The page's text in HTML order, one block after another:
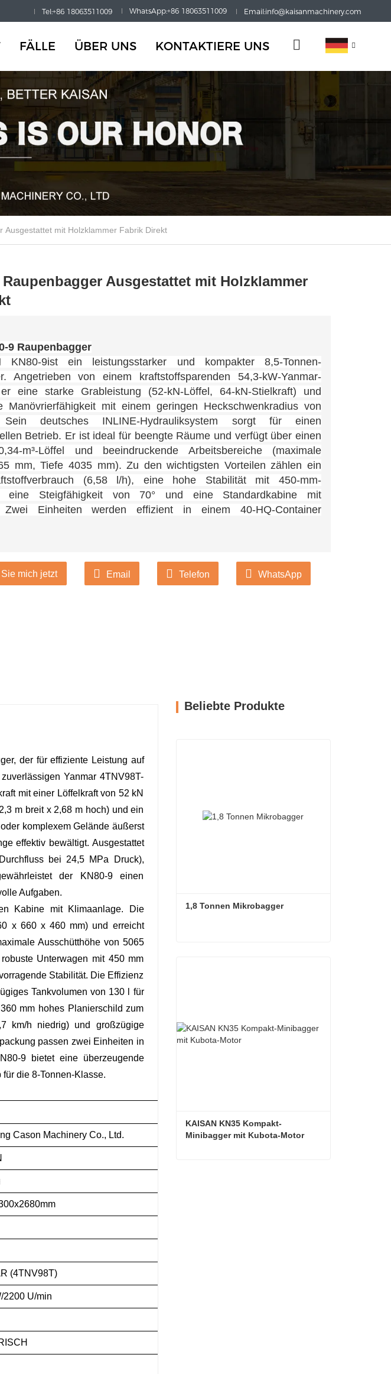
Tel:+86 18063511009 WhatsApp:+86 18063511009 Email:info@kaisanmachinery.com
FÄLLE ÜBER UNS KONTAKTIERE UNS
Ausgestattet mit Holzklammer Fabrik Direkt
Ausgestattet mit Holzklammer
9 Raupenbagger
KN80-9ist ein leistungsstarker und kompakter 8,5-Tonnen-
Angetrieben von einem kraftstoffsparenden 54,3-kW-Yanmar-
eine starke Grableistung (52-kN-Löffel, 64-kN-Stielkraft) und
Manövrierfähigkeit mit einem geringen Heckschwenkradius von
deutsches INLINE-Hydrauliksystem sorgt für einen
Betrieb. Er ist ideal für beengte Räume und verfügt über einen
m³-Löffel und beeindruckende Arbeitsbereiche (maximale
mm, Tiefe 4035 mm). Zu den wichtigsten Vorteilen zählen ein
(6,58 l/h), eine hohe Stabilität mit 450-mm-
eine Steigfähigkeit von 70° und eine Standardkabine mit
Zwei Einheiten werden effizient in einem 40-HQ-Container
mich jetzt Email Telefon WhatsApp
der für effiziente Leistung auf
Yanmar 4TNV98T-
mit einer Löffelkraft von 52 kN
m breit x 2,68 m hoch) und ein
komplexem Gelände äußerst
effektiv bewältigt. Ausgestattet
bei 24,5 MPa Druck),
der KN80-9 einen
Aufgaben.
Kabine mit Klimaanlage. Die
x 660 x 460 mm) und erreicht
Ausschütthöhe von 5065
Unterwagen mit 450 mm
Stabilität. Die Effizienz
Tankvolumen von 130 l für
mm hohes Planierschild zum
km/h niedrig) und großzügige
passen zwei Einheiten in
9 bietet eine überzeugende
die 8-Tonnen-Klasse.
Cason Machinery Co., Ltd.
(4TNV98T)
2200 U/min
Beliebte Produkte
1,8 Tonnen Mikrobagger
KAISAN KN35 Kompakt-
Minibagger mit Kubota-Motor